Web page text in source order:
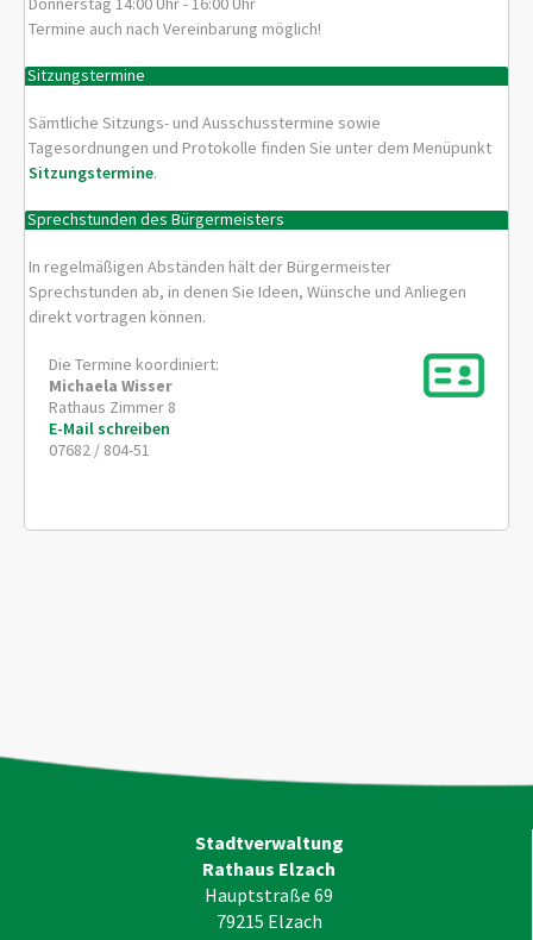
Termine auch nach Vereinbarung möglich!
Sitzungstermine
Sämtliche Sitzungs- und Ausschusstermine sowie
Tagesordnungen und Protokolle finden Sie unter dem Menüpunkt
Sitzungstermine.
Sprechstunden des Bürgermeisters
In regelmäßigen Abständen hält der Bürgermeister
Sprechstunden ab, in denen Sie Ideen, Wünsche und Anliegen
direkt vortragen können.
Die Termine koordiniert:
Michaela Wisser
Rathaus Zimmer 8
E-Mail schreiben
07682 / 804-51
Stadtverwaltung
Rathaus Elzach
Hauptstraße 69
79215 Elzach